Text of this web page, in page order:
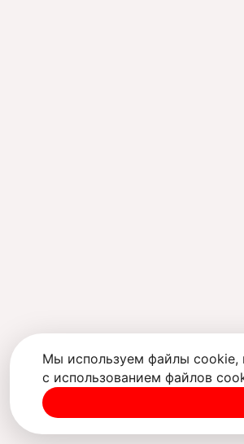
Мы используем файлы cookie,
с использованием файлов